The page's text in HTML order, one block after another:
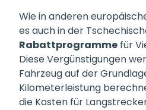
Wie in anderen
es auch in der
Rabattprogramme für
Diese Vergünstigungen
Fahrzeug auf der
Kilometerleistung
die Kosten für